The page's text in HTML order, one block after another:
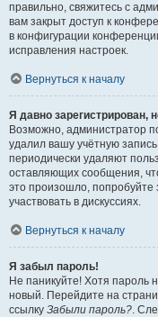
правильно, свяжитесь с
вам закрыт доступ к
в конфигурации
исправления настроек.
Вернуться к началу
Я давно зарегистрирован,
Возможно, администратор
удалил вашу учётную
периодически удаляют
оставляющих сообщения,
это произошло, попробуйте
участвовать в дискуссиях.
Вернуться к началу
Я забыл пароль!
Не паникуйте! Хотя пароль
новый. Перейдите на
ссылку Забыли пароль?.